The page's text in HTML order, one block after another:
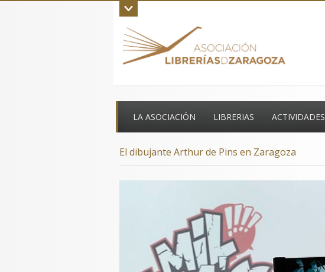
Inicio La asociación Aviso legal Contacto
LA ASOCIACIÓN LIBRERIAS ACTIVIDADES
El dibujante Arthur de Pins en Zaragoza